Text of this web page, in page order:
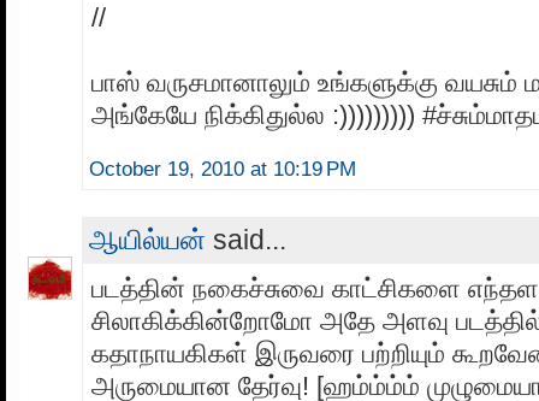
//
பாஸ் வருசமானாலும் உங்களுக்கு வயசும்
அங்கேயே நிக்கிதுல்ல :)))))))))
October 19, 2010 at 10:19 PM
ஆயில்யன் said...
படத்தின் நகைச்சுவை காட்சிகளை
சிலாகிக்கின்றோமோ அதே அளவு
கதாநாயகிகள் இருவரை பற்றியும்
அருமையான தேர்வு! [ஹம்ம்ம்ம்